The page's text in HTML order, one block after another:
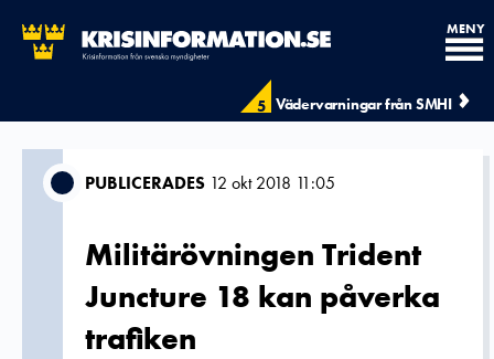
5 Vädervarningar från SMHI
MENY
PUBLICERADES 12 okt 2018 11:05
Militärövningen Trident
Juncture 18 kan påverka
trafiken